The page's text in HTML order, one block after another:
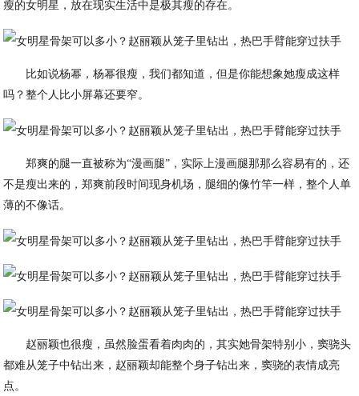
瘦的女明星，放在现实生活中是极其瘦的存在。
比如说杨幂，杨幂很瘦，我们都知道，但是你能想象她瘦成这样
吗？整个人比小屏幕还要窄。
郑爽的腿一直被称为“漫画腿”，实际上漫画腿那那么容易有的，还
不是瘦出来的，郑爽前段时间现身机场，腿细的像竹竿一样，整个人单
薄的不像话。
赵丽颖也很瘦，虽然脸蛋看着肉肉的，其实她骨架特别小，窦骁头
都难从笼子中钻出来，赵丽颖却能整个身子钻出来，窦骁的表情成亮
点。